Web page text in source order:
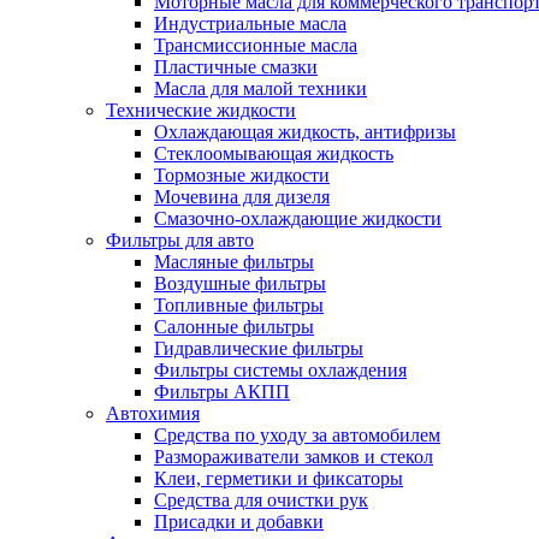
Индустриальные масла
Трансмиссионные масла
Пластичные смазки
Масла для малой техники
Технические жидкости
Охлаждающая жидкость, антифризы
Стеклоомывающая жидкость
Тормозные жидкости
Мочевина для дизеля
Смазочно-охлаждающие жидкости
Фильтры для авто
Масляные фильтры
Воздушные фильтры
Топливные фильтры
Салонные фильтры
Гидравлические фильтры
Фильтры системы охлаждения
Фильтры АКПП
Автохимия
Средства по уходу за автомобилем
Размораживатели замков и стекол
Клеи, герметики и фиксаторы
Средства для очистки рук
Присадки и добавки